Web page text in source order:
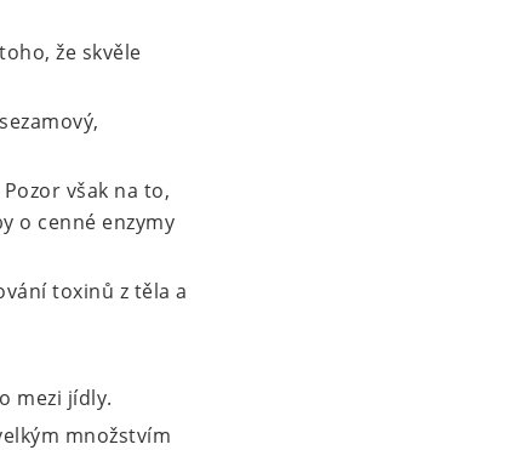
že skvěle
však na to,
o cenné enzymy
toxinů z těla a
mezi jídly.
množstvím